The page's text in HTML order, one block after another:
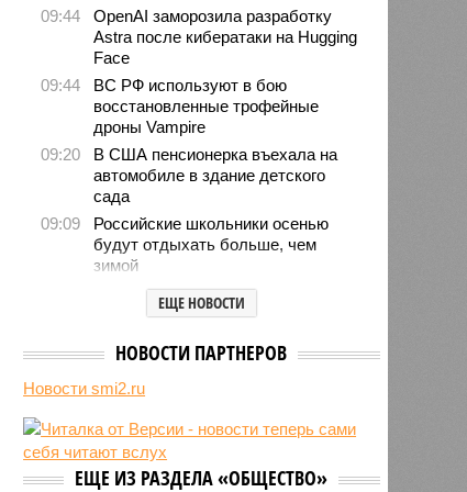
09:44
OpenAI заморозила разработку
Astra после кибератаки на Hugging
Face
09:44
ВС РФ используют в бою
восстановленные трофейные
дроны Vampire
09:20
В США пенсионерка въехала на
автомобиле в здание детского
сада
09:09
Российские школьники осенью
будут отдыхать больше, чем
зимой
Финский МИД не удалил
рекомендации для граждан,
08:44
США занимаются поисками
лидера на Кубе по
07/08
Экс-президент Финляндии
отказался признать Россию
угрозой для Европы
ЕЩЕ НОВОСТИ
НОВОСТИ ПАРТНЕРОВ
Новости smi2.ru
ЕЩЕ ИЗ РАЗДЕЛА «ОБЩЕСТВО»